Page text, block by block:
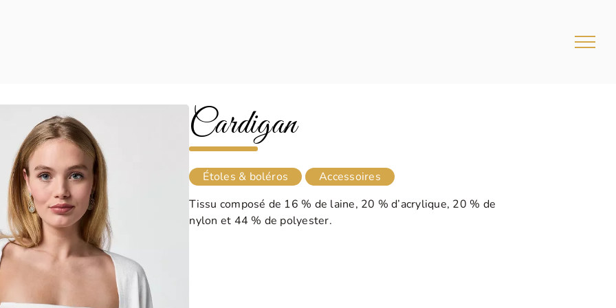
Cardigan
Étoles & boléros
Accessoires
Tissu composé de 16 % de laine, 20 % d’acrylique, 20 % de
nylon et 44 % de polyester.